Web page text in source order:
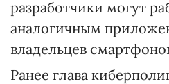
разработчики могут
аналогичным
владельцев
Ранее глава